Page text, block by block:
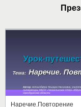
Наречие.Повторение